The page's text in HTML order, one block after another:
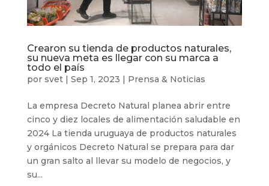
Crearon su tienda de productos naturales,
su nueva meta es llegar con su marca a
todo el país
por svet| Sep 1, 2023 Prensa & Noticias
La empresa Decreto Natural planea abrir entre
cinco y diez locales de alimentación saludable en
2024 La tienda uruguaya de productos naturales
y orgánicos Decreto Natural se prepara para dar
un gran salto al llevar su modelo de negocios, y
su...